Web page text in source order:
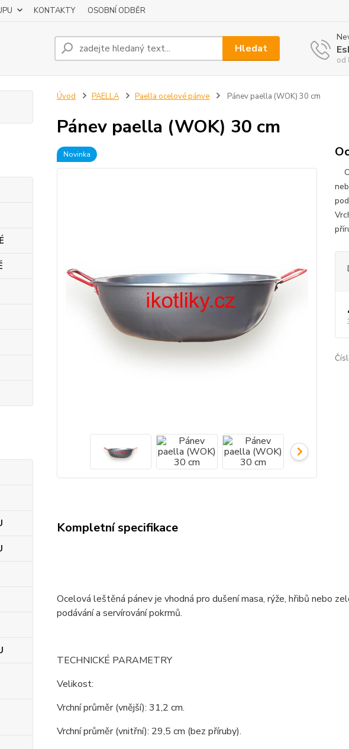
KONTAKTY OSOBNÍ ODBĚR
Hledat
od
Úvod PAELLA Paella ocelové pánve Pánev paella (WOK) 30 cm
Pánev paella (WOK) 30 cm
Novinka
Kompletní specifikace
Ocelová leštěná pánev je vhodná pro dušení masa, rýže, hřibů nebo
podávání a servírování pokrmů.
TECHNICKÉ PARAMETRY
Velikost:
Vrchní průměr (vnější): 31,2 cm.
Vrchní průměr (vnitřní): 29,5 cm (bez příruby).